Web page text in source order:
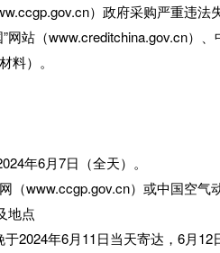
）政府采购严重违
站（www.creditchina.gov.cn）
料）。
年6月7日（全天）。
www.ccgp.gov.cn）或中国空气
地点
于2024年6月11日当天寄达，6月12